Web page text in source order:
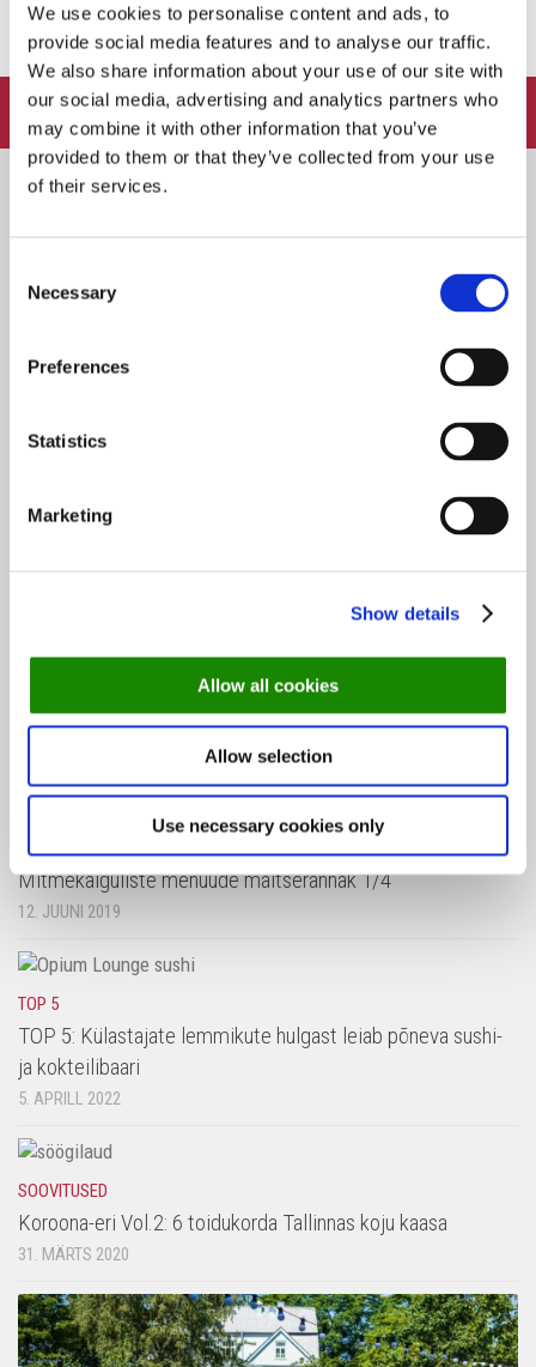
We use cookies to personalise content and ads, to
provide social media features and to analyse our traffic.
We also share information about your use of our site with
our social media, advertising and analytics partners who
may combine it with other information that you’ve
provided to them or that they’ve collected from your use
of their services.
Selection
Necessary
Preferences
Statistics
Marketing
Show details
Allow all cookies
Allow selection
Use necessary cookies only
FOLLOW:
Kaks hubast Kadrioru restot, kus saad maitsvate ja ilusate
toitude osaliseks
INTERVJUU
Taasavatud Mon Repos: ajalooline maja ja
sajanditetagused retseptid
19. NOVEMBER 2016
SOOVITUSED
Mitmekäiguliste menüüde maitserännak 1/4
12. JUUNI 2019
TOP 5
TOP 5: Külastajate lemmikute hulgast leiab põneva sushi-
ja kokteilibaari
5. APRILL 2022
SOOVITUSED
Koroona-eri Vol.2: 6 toidukorda Tallinnas koju kaasa
31. MÄRTS 2020